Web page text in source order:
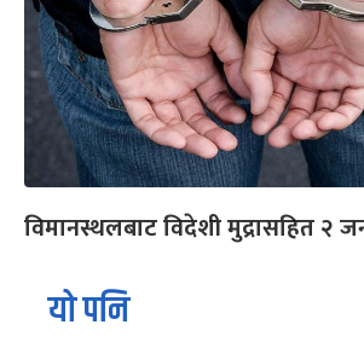
विमानस्थलबाट विदेशी मुद्रासहित २
यो पनि